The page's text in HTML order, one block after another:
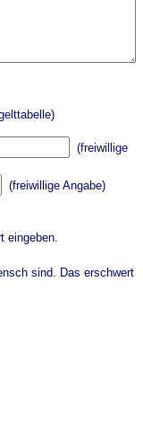
(freiwillige
(freiwillige Angabe)
eingeben.
sind. Das erschwert